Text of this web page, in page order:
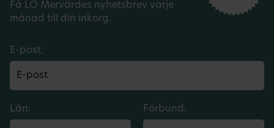
Få LO Mervärdes nyhetsbrev varje
månad till din inkorg.
E-post:
Län: Förbund: